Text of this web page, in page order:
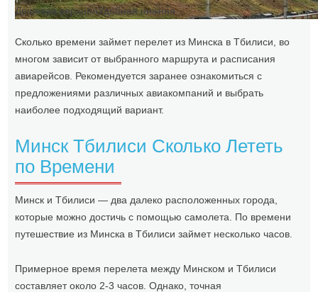
Дешевая верхняяУдобная нижняя
Сколько времени займет перелет из Минска в Тбилиси, во
многом зависит от выбранного маршрута и расписания
авиарейсов. Рекомендуется заранее ознакомиться с
предложениями различных авиакомпаний и выбрать
наиболее подходящий вариант.
Минск Тбилиси Сколько Лететь
по Времени
Минск и Тбилиси — два далеко расположенных города,
которые можно достичь с помощью самолета. По времени
путешествие из Минска в Тбилиси займет несколько часов.
Примерное время перелета между Минском и Тбилиси
составляет около 2-3 часов. Однако, точная